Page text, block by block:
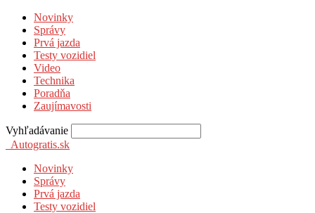
Novinky
Správy
Prvá jazda
Testy vozidiel
Video
Technika
Poradňa
Zaujímavosti
Vyhľadávanie
Autogratis.sk
Novinky
Správy
Prvá jazda
Testy vozidiel